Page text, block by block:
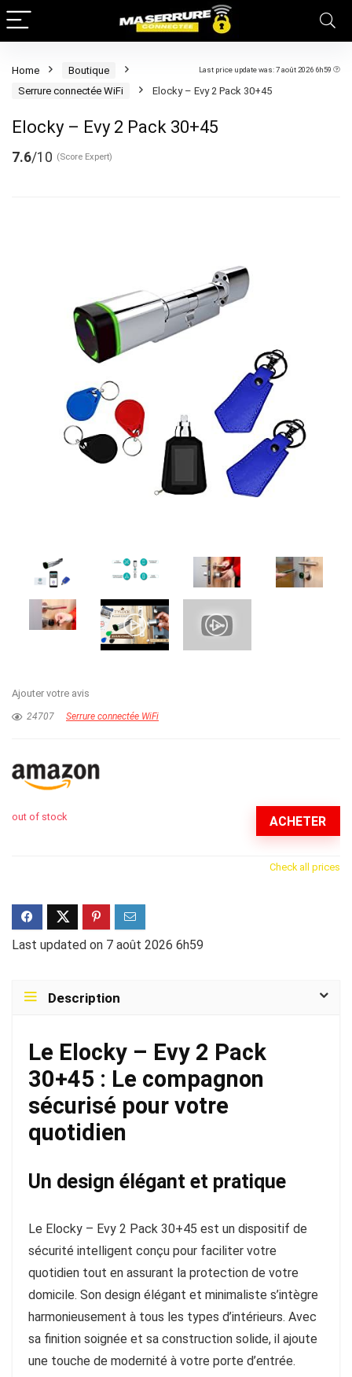
Last price update was: 7 août 2026 6h59
Home
Boutique
Serrure connectée WiFi
Elocky – Evy 2 Pack 30+45
Elocky – Evy 2 Pack 30+45
7.6/10 (Score Expert)
Ajouter votre avis
24707 Serrure connectée WiFi
ACHETER
out of stock
Check all prices
Last updated on 7 août 2026 6h59
Description
Le Elocky – Evy 2 Pack
30+45 : Le compagnon
sécurisé pour votre
quotidien
Un design élégant et pratique
Le Elocky – Evy 2 Pack 30+45 est un dispositif de
sécurité intelligent conçu pour faciliter votre
quotidien tout en assurant la protection de votre
domicile. Son design élégant et minimaliste s’intègre
harmonieusement à tous les types d’intérieurs. Avec
sa finition soignée et sa construction solide, il ajoute
une touche de modernité à votre porte d’entrée.